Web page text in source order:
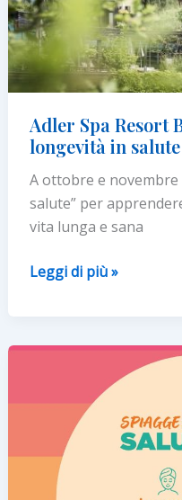
Adler Spa Resort
longevità in salute
A ottobre e
salute” per
vita lunga e sana
Adler
Balance:
longevità
salute
Leggi di più »